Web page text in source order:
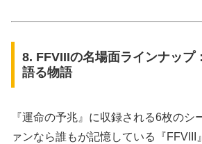
8. FFVIIIの名場面ラインナップ
語る物語
『運命の予兆』に収録される6枚のシ
ァンなら誰もが記憶している『FFVIII